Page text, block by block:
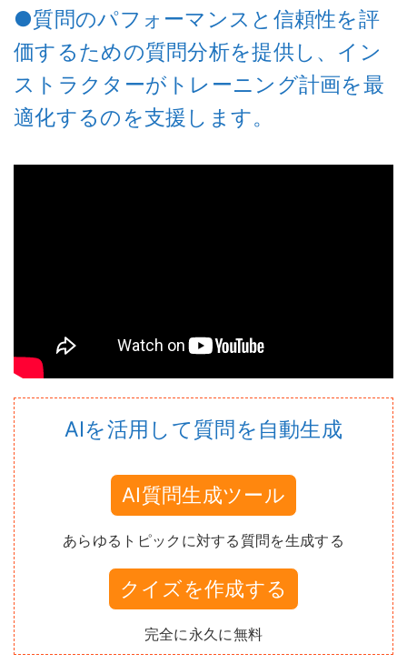
●質問のパフォーマンスと信頼性を評
価するための質問分析を提供し、イン
ストラクターがトレーニング計画を最
適化するのを支援します。
AIを活用して質問を自動生成
AI質問生成ツール
あらゆるトピックに対する質問を生成する
クイズを作成する
完全に永久に無料